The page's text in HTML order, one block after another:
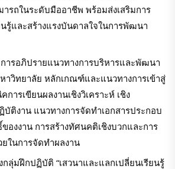
รถในระดับมืออาชีพ พร้อมส่งเสริมการ
นรู้และสร้างแรงบันดาลใจในการพัฒนา
ารอภิปรายแนวทางการบริหารและพัฒนา
วิทยาลัย หลักเกณฑ์และแนวทางการเข้าสู่
ารเขียนผลงานเชิงวิเคราะห์ เชิง
บัติงาน แนวทางการจัดทำเอกสารประกอบ
องงาน การสร้างทัศนคติเชิงบวกและการ
ยในการจัดทำผลงาน
ลุ่มฝึกปฏิบัติ “เสวนาและแลกเปลี่ยนเรียนรู้